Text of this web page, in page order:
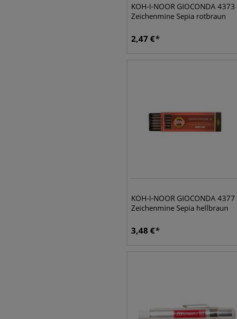
KOH-I-NOOR GIOCONDA 4373
Zeichenmine Sepia rotbraun
2,47 €
KOH-I-NOOR GIOCONDA 4377
Zeichenmine Sepia hellbraun
3,48 €